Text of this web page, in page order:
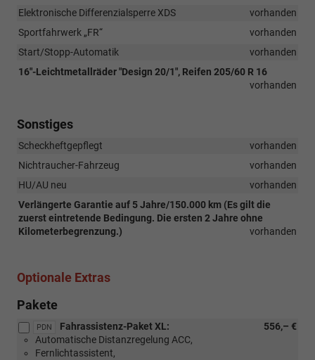
Elektronische Differenzialsperre XDS
vorhanden
Sportfahrwerk „FR“
vorhanden
Start/Stopp-Automatik
vorhanden
16"-Leichtmetallräder "Design 20/1", Reifen 205/60 R 16
vorhanden
Sonstiges
Scheckheftgepflegt
vorhanden
Nichtraucher-Fahrzeug
vorhanden
HU/AU neu
vorhanden
Verlängerte Garantie auf 5 Jahre/150.000 km (Es gilt die
zuerst eintretende Bedingung. Die ersten 2 Jahre ohne
Kilometerbegrenzung.)
vorhanden
Optionale Extras
Pakete
PDN 556,– €
Fahrassistenz-Paket XL:
Automatische Distanzregelung ACC,
Fernlichtassistent,